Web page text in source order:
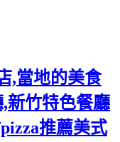
,當地的美食
新竹特色餐廳
推薦美式